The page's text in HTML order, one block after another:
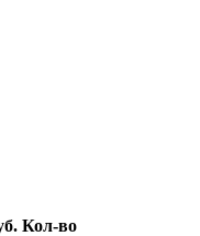
Кол-во